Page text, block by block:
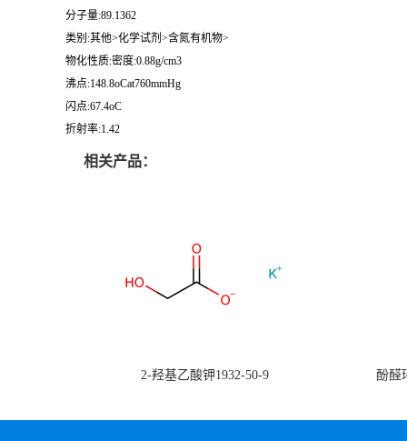
分子量:89.1362
类别:其他>化学试剂>含氮有机物>
物化性质:密度:0.88g/cm3
沸点:148.8oCat760mmHg
闪点:67.4oC
折射率:1.42
相关产品：
2-羟基乙酸钾1932-50-9 酚醛